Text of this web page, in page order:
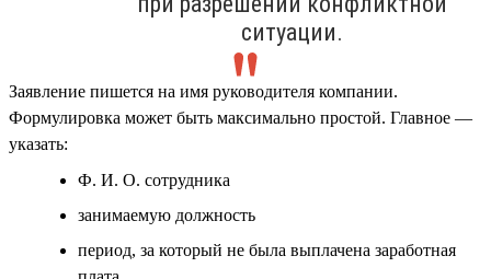
ситуации.
Заявление пишется на имя руководителя компании.
Формулировка может быть максимально простой. Главное —
указать:
Ф. И. О. сотрудника
занимаемую должность
период, за который не была выплачена заработная